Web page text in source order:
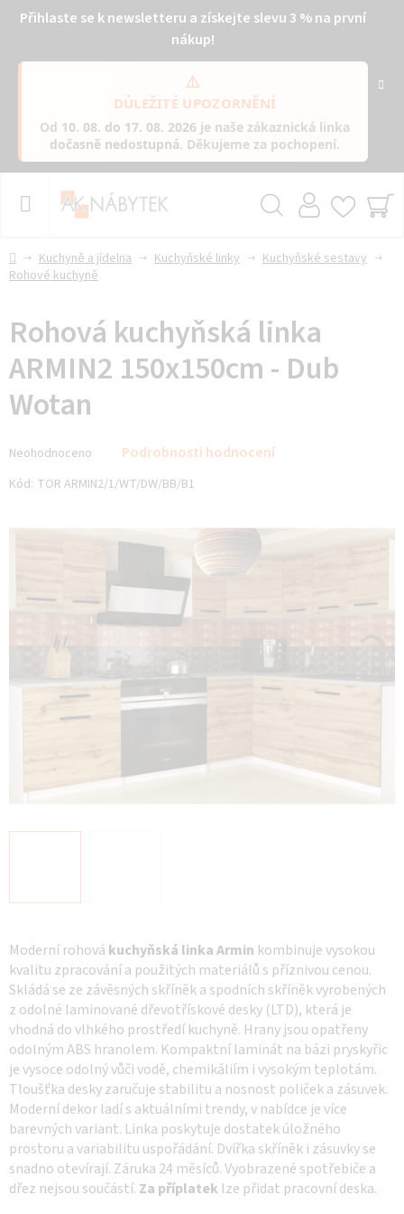
Přihlaste se k newsletteru a získejte slevu 3 % na první
nákup!
⚠️
DŮLEŽITÉ UPOZORNĚNÍ
Od 10. 08. do 17. 08. 2026 je naše zákaznická linka
dočasně nedostupná. Děkujeme za pochopení.
DomůKuchyně a jídelna Kuchyňské linky
Kuchyňské sestavy
Rohové kuchyně
Moderní rohová kuchyňská linka Armin kombinuje vysokou
kvalitu zpracování a použitých materiálů s příznivou cenou.
Skládá se ze závěsných skříněk a spodních skříněk vyrobených
z odolné laminované dřevotřískové desky (LTD), která je
vhodná do vlhkého prostředí kuchyně. Hrany jsou opatřeny
odolným ABS hranolem. Kompaktní laminát na bázi pryskyřic
je vysoce odolný vůči vodě, chemikáliím i vysokým teplotám.
Tloušťka desky zaručuje stabilitu a nosnost poliček a zásuvek.
Moderní dekor ladí s aktuálními trendy, v nabídce je více
barevných variant. Linka poskytuje dostatek úložného
prostoru a variabilitu uspořádání. Dvířka skříněk i zásuvky se
snadno otevírají. Záruka 24 měsíců. Vyobrazené spotřebiče a
dřez nejsou součástí. Za příplatek lze přidat pracovní deska.
Rohová kuchyňská linka
ARMIN2 150x150cm - Dub
Wotan
hodnocení
produktu
Neohodnoceno Podrobnosti hodnocení
Kód: TOR ARMIN2/1/WT/DW/BB/B1